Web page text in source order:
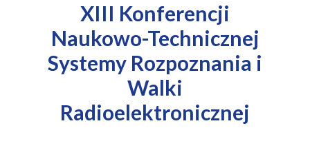
XIII Konferencji
Naukowo-Technicznej
Systemy Rozpoznania i
Walki
Radioelektronicznej